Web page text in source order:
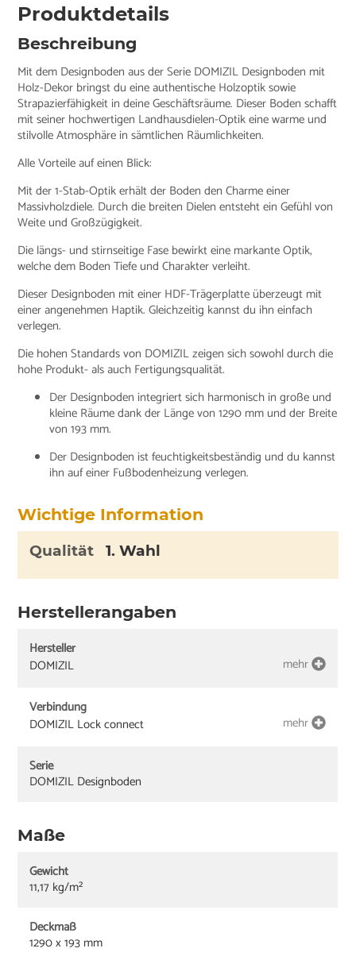
Produktdetails
Beschreibung
Mit dem Designboden aus der Serie DOMIZIL Designboden mit
Holz-Dekor bringst du eine authentische Holzoptik sowie
Strapazierfähigkeit in deine Geschäftsräume. Dieser Boden schafft
mit seiner hochwertigen Landhausdielen-Optik eine warme und
stilvolle Atmosphäre in sämtlichen Räumlichkeiten.
Alle Vorteile auf einen Blick:
Mit der 1-Stab-Optik erhält der Boden den Charme einer
Massivholzdiele. Durch die breiten Dielen entsteht ein Gefühl von
Weite und Großzügigkeit.
Die längs- und stirnseitige Fase bewirkt eine markante Optik,
welche dem Boden Tiefe und Charakter verleiht.
Dieser Designboden mit einer HDF-Trägerplatte überzeugt mit
einer angenehmen Haptik. Gleichzeitig kannst du ihn einfach
verlegen.
Die hohen Standards von DOMIZIL zeigen sich sowohl durch die
hohe Produkt- als auch Fertigungsqualität.
Der Designboden integriert sich harmonisch in große und
kleine Räume dank der Länge von 1290 mm und der Breite
von 193 mm.
Der Designboden ist feuchtigkeitsbeständig und du kannst
ihn auf einer Fußbodenheizung verlegen.
Wichtige Information
Qualität 1. Wahl
Herstellerangaben
Hersteller
DOMIZIL
mehr
Verbindung
DOMIZIL Lock connect
mehr
Serie
DOMIZIL Designboden
Maße
Gewicht
11,17 kg/m²
Deckmaß
1290 x 193 mm